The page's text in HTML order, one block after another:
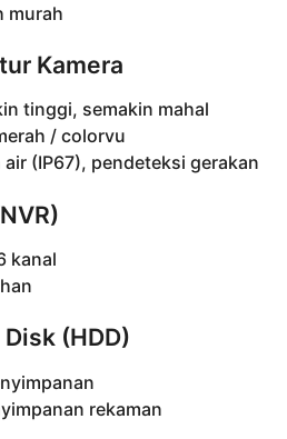
murah
Kamera
tinggi, semakin mahal
/ colorvu
(IP67), pendeteksi gerakan
kanal
(HDD)
rekaman